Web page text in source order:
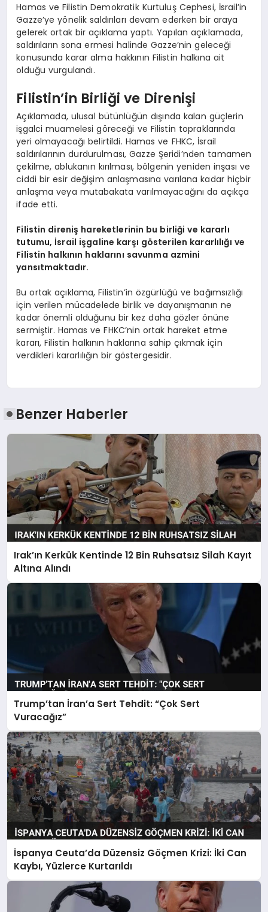
Hamas ve Filistin Demokratik Kurtuluş Cephesi, İsrail’in
Gazze’ye yönelik saldırıları devam ederken bir araya
gelerek ortak bir açıklama yaptı. Yapılan açıklamada,
saldırıların sona ermesi halinde Gazze’nin geleceği
konusunda karar alma hakkının Filistin halkına ait
olduğu vurgulandı.
Filistin’in Birliği ve Direnişi
Açıklamada, ulusal bütünlüğün dışında kalan güçlerin
işgalci muamelesi göreceği ve Filistin topraklarında
yeri olmayacağı belirtildi. Hamas ve FHKC, İsrail
saldırılarının durdurulması, Gazze Şeridi’nden tamamen
çekilme, ablukanın kırılması, bölgenin yeniden inşası ve
ciddi bir esir değişim anlaşmasına varılana kadar hiçbir
anlaşma veya mutabakata varılmayacağını da açıkça
ifade etti.
Filistin direniş hareketlerinin bu birliği ve kararlı
tutumu, İsrail işgaline karşı gösterilen kararlılığı ve
Filistin halkının haklarını savunma azmini
yansıtmaktadır.
Bu ortak açıklama, Filistin’in özgürlüğü ve bağımsızlığı
için verilen mücadelede birlik ve dayanışmanın ne
kadar önemli olduğunu bir kez daha gözler önüne
sermiştir. Hamas ve FHKC’nin ortak hareket etme
kararı, Filistin halkının haklarına sahip çıkmak için
verdikleri kararlılığın bir göstergesidir.
Benzer Haberler
Irak’ın Kerkük Kentinde 12 Bin Ruhsatsız Silah Kayıt
Altına Alındı
Trump’tan İran’a Sert Tehdit: “Çok Sert
Vuracağız”
İspanya Ceuta’da Düzensiz Göçmen Krizi: İki Can
Kaybı, Yüzlerce Kurtarıldı